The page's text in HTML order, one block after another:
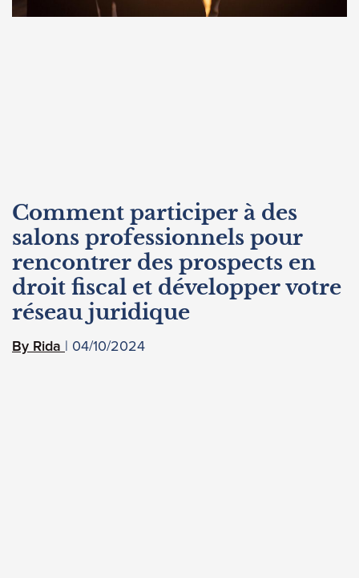
Comment participer à des
salons professionnels pour
rencontrer des prospects en
droit fiscal et développer votre
réseau juridique
Rida 04/10/2024